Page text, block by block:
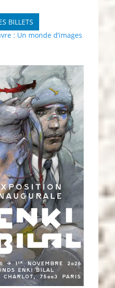
BILLETS
: Un monde d’images